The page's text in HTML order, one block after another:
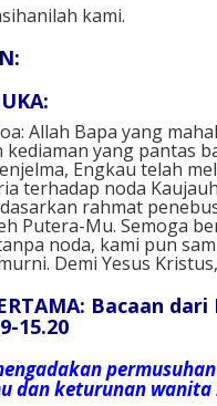
kami.
Allah Bapa yang
kediaman yang pantas
Engkau telah
terhadap noda
rahmat
Putera-Mu. Semoga
noda, kami pun
Demi Yesus
Bacaan dari
15.20
dan keturunan wanita